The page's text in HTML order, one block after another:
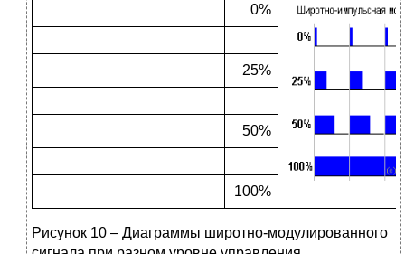
0%
25%
50%
100%
Рисунок 10 – Диаграммы широтно-модулированного